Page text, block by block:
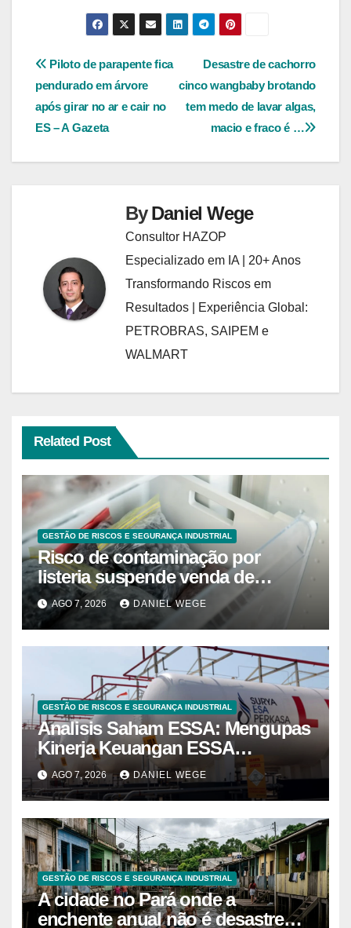
Navegação
de
Post
Desastre de cachorro
cinco wangbaby brotando
tem medo de lavar algas,
macio e fraco é …
Piloto de parapente fica
pendurado em árvore
após girar no ar e cair no
ES – A Gazeta
ByDaniel Wege
Consultor HAZOP
Especializado em IA | 20+ Anos
Transformando Riscos em
Resultados | Experiência Global:
PETROBRAS, SAIPEM e
WALMART
Related Post
GESTÃO DE RISCOS E SEGURANÇA INDUSTRIAL
Risco de contaminação por
listeria suspende venda de
mirtilos em fábricas da América
do Norte – Mix Vale
AGO 7, 2026 DANIEL WEGE
GESTÃO DE RISCOS E SEGURANÇA INDUSTRIAL
Analisis Saham ESSA: Mengupas
Kinerja Keuangan ESSA
Semester I 2026
AGO 7, 2026 DANIEL WEGE
GESTÃO DE RISCOS E SEGURANÇA INDUSTRIAL
A cidade no Pará onde a
enchente anual não é desastre